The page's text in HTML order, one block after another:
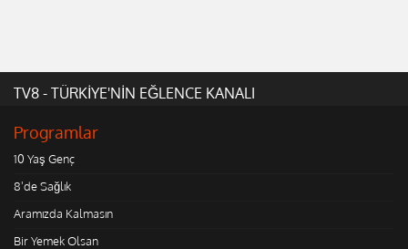
TV8 - TÜRKİYE'NİN EĞLENCE KANALI
Programlar
10 Yaş Genç
8'de Sağlık
Aramızda Kalmasın
Bir Yemek Olsan